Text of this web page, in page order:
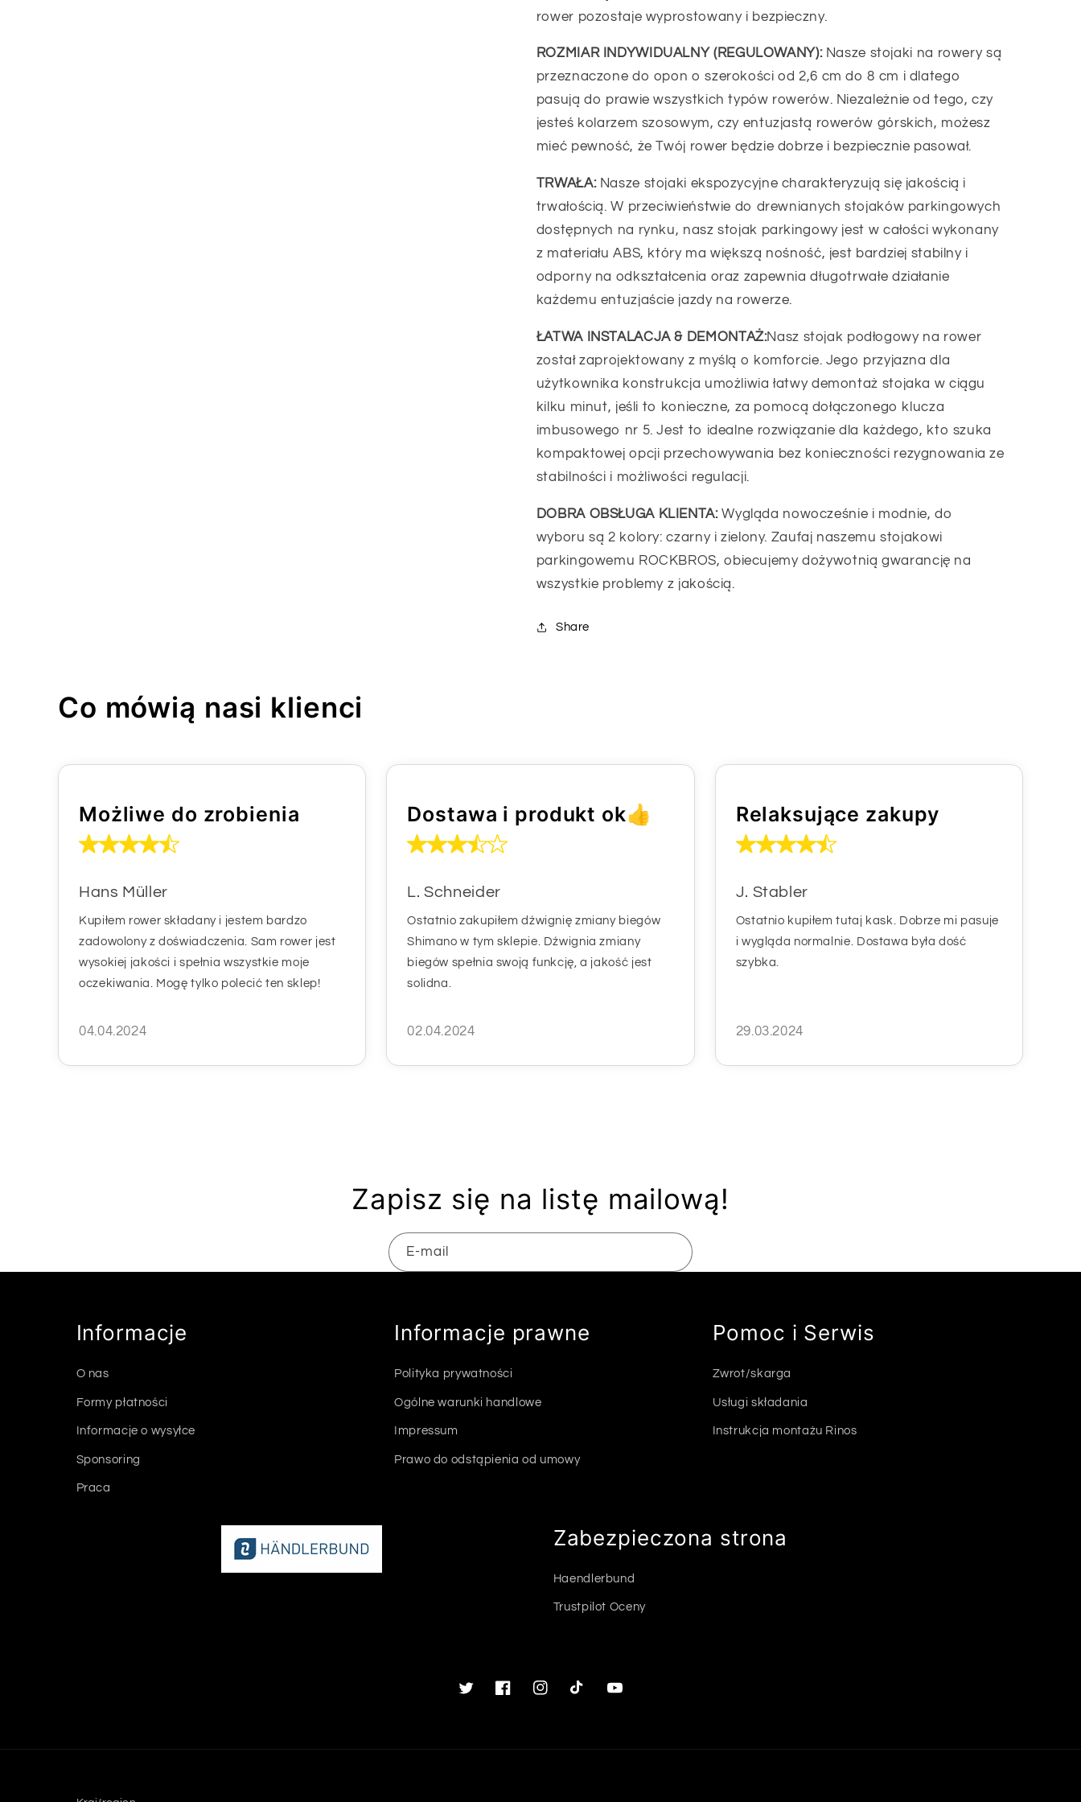
rower pozostaje wyprostowany i bezpieczny.
ROZMIAR INDYWIDUALNY (REGULOWANY): Nasze stojaki na rowery są
przeznaczone do opon o szerokości od 2,6 cm do 8 cm i dlatego
pasują do prawie wszystkich typów rowerów. Niezależnie od tego, czy
jesteś kolarzem szosowym, czy entuzjastą rowerów górskich, możesz
mieć pewność, że Twój rower będzie dobrze i bezpiecznie pasował.
TRWAŁA:Nasze stojaki ekspozycyjne charakteryzują się jakością i
trwałością. W przeciwieństwie do drewnianych stojaków parkingowych
dostępnych na rynku, nasz stojak parkingowy jest w całości wykonany
z materiału ABS, który ma większą nośność, jest bardziej stabilny i
odporny na odkształcenia oraz zapewnia długotrwałe działanie
każdemu entuzjaście jazdy na rowerze.
ŁATWA INSTALACJA & DEMONTAŻ:Nasz stojak podłogowy na rower
został zaprojektowany z myślą o komforcie. Jego przyjazna dla
użytkownika konstrukcja umożliwia łatwy demontaż stojaka w ciągu
kilku minut, jeśli to konieczne, za pomocą dołączonego klucza
imbusowego nr 5. Jest to idealne rozwiązanie dla każdego, kto szuka
kompaktowej opcji przechowywania bez konieczności rezygnowania ze
stabilności i możliwości regulacji.
DOBRA OBSŁUGA KLIENTA:Wygląda nowocześnie i modnie, do
wyboru są 2 kolory: czarny i zielony. Zaufaj naszemu stojakowi
parkingowemu ROCKBROS, obiecujemy dożywotnią gwarancję na
wszystkie problemy z jakością.
Share
Co mówią nasi klienci
Możliwe do zrobienia
Hans Müller
Kupiłem rower składany i jestem bardzo
zadowolony z doświadczenia. Sam rower jest
wysokiej jakości i spełnia wszystkie moje
oczekiwania. Mogę tylko polecić ten sklep!
04.04.2024
Dostawa i produkt ok👍
L. Schneider
Ostatnio zakupiłem dźwignię zmiany biegów
Shimano w tym sklepie. Dźwignia zmiany
biegów spełnia swoją funkcję, a jakość jest
solidna.
02.04.2024
Relaksujące zakupy
J. Stabler
Ostatnio kupiłem tutaj kask. Dobrze mi pasuje
i wygląda normalnie. Dostawa była dość
szybka.
29.03.2024
Zapisz się na listę mailową!
E-mail
Informacje
O nas
Formy płatności
Informacje o wysyłce
Sponsoring
Praca
Informacje prawne
Polityka prywatności
Ogólne warunki handlowe
Impressum
Prawo do odstąpienia od umowy
Pomoc i Serwis
Zwrot/skarga
Usługi składania
Instrukcja montażu Rinos
Zabezpieczona strona
Haendlerbund
Trustpilot Oceny
TwitterFacebookInstagramTikTok Youtube